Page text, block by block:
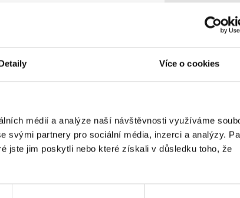
Více o cookies
médií a analýze naší návštěvnosti využíváme
svými partnery pro sociální média, inzerci a analýzy.
jste jim poskytli nebo které získali v důsledku toho, že
Ke stažení (0)
je vyrobeno z pevného polykarbonátu a
nadstandardní mechanickou odolnost třídyIK10a